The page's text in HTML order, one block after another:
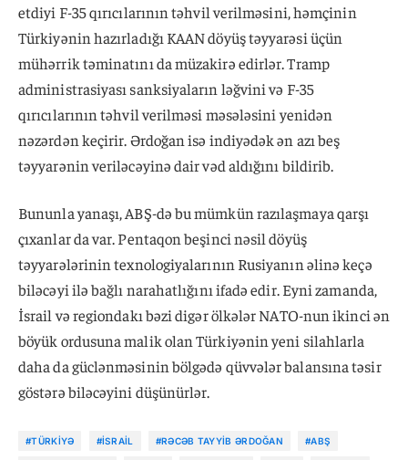
etdiyi F-35 qırıcılarının təhvil verilməsini, həmçinin
Türkiyənin hazırladığı KAAN döyüş təyyarəsi üçün
mühərrik təminatını da müzakirə edirlər. Tramp
administrasiyası sanksiyaların ləğvini və F-35
qırıcılarının təhvil verilməsi məsələsini yenidən
nəzərdən keçirir. Ərdoğan isə indiyədək ən azı beş
təyyarənin veriləcəyinə dair vəd aldığını bildirib.
Bununla yanaşı, ABŞ-də bu mümkün razılaşmaya qarşı
çıxanlar da var. Pentaqon beşinci nəsil döyüş
təyyarələrinin texnologiyalarının Rusiyanın əlinə keçə
biləcəyi ilə bağlı narahatlığını ifadə edir. Eyni zamanda,
İsrail və regiondakı bəzi digər ölkələr NATO-nun ikinci ən
böyük ordusuna malik olan Türkiyənin yeni silahlarla
daha da güclənməsinin bölgədə qüvvələr balansına təsir
göstərə biləcəyini düşünürlər.
#TÜRKIYƏ #İSRAIL #RƏCƏB TAYYIB ƏRDOĞAN #ABŞ